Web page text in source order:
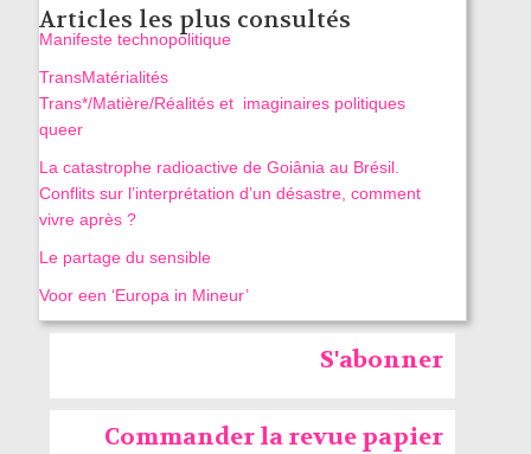
Articles les plus consultés
Manifeste technopolitique
TransMatérialités
Trans*/Matière/Réalités et imaginaires politiques
queer
La catastrophe radioactive de Goiânia au Brésil.
Conflits sur l’interprétation d’un désastre, comment
vivre après ?
Le partage du sensible
Voor een ‘Europa in Mineur’
S'abonner
Commander la revue papier